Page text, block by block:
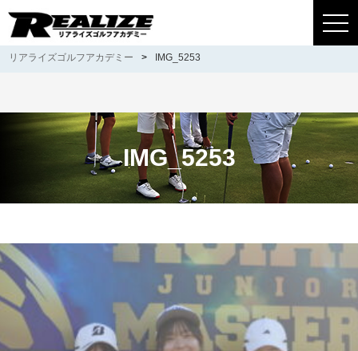
リアライズゴルフアカデミー > IMG_5253
IMG_5253